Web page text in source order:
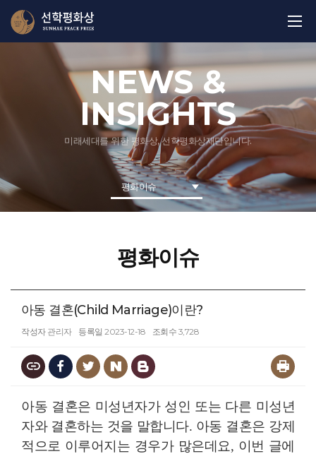
NEWS &
INSIGHTS
미래세대를 위한 평화상, 선학평화상재단입니다.
평화이슈
평화이슈
아동 결혼(Child Marriage)이란?
작성자 관리자 등록일 2023-12-18 조회수 3,728
아동 결혼은 미성년자가 성인 또는 다른 미성년
자와 결혼하는 것을 말합니다. 아동 결혼은 강제
적으로 이루어지는 경우가 많은데요, 이번 글에